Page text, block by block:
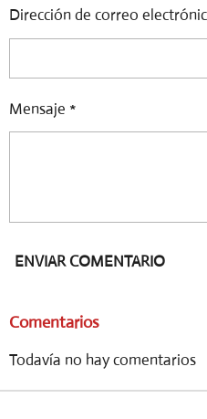
Dirección de correo
Mensaje *
ENVIAR COMENTARIO
Comentarios
Todavía no hay comentarios